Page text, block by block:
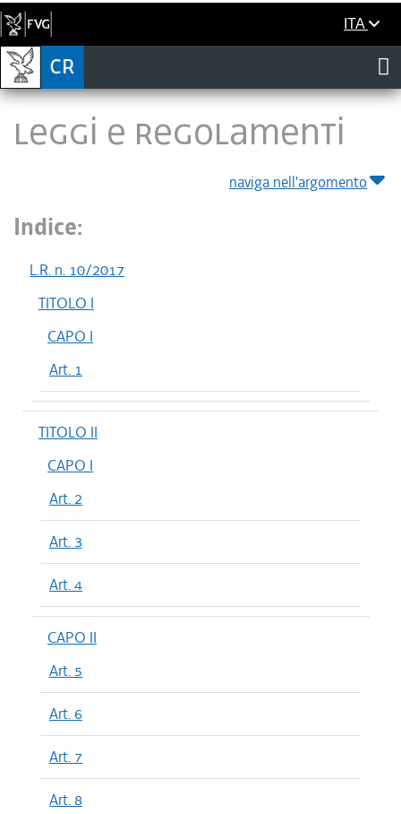
ITA
LEGGI E REGOLAMENTI
naviga nell'argomento
Indice:
L.R. n. 10/2017
TITOLO I
CAPO I
Art. 1
TITOLO II
CAPO I
Art. 2
Art. 3
Art. 4
CAPO II
Art. 5
Art. 6
Art. 7
Art. 8